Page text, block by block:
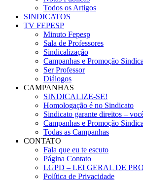
Todos os Artigos
SINDICATOS
TV FEPESP
Minuto Fepesp
Sala de Professores
Sindicalização
Campanhas e Promoção
Ser Professor
Diálogos
CAMPANHAS
SINDICALIZE-SE!
Homologação é no Sindicato
Sindicato garante direitos –
Campanhas e Promoção
Todas as Campanhas
CONTATO
Fala que eu te escuto
Página Contato
LGPD – LEI GERAL DE
Política de Privacidade